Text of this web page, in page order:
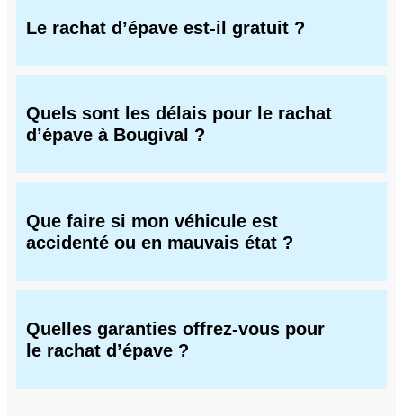
Le rachat d’épave est-il gratuit ?
Quels sont les délais pour le rachat
d’épave à Bougival ?
Que faire si mon véhicule est
accidenté ou en mauvais état ?
Quelles garanties offrez-vous pour
le rachat d’épave ?